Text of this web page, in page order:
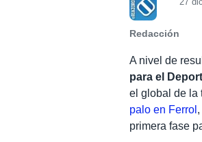
Redacción
A nivel de
para el
el global de la
palo en Ferrol
primera fase